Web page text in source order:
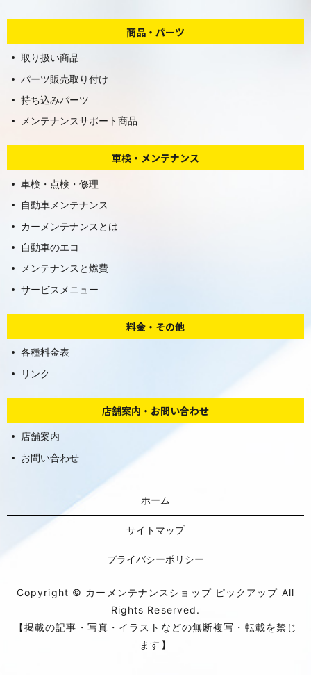
商品・パーツ
取り扱い商品
パーツ販売取り付け
持ち込みパーツ
メンテナンスサポート商品
車検・メンテナンス
車検・点検・修理
自動車メンテナンス
カーメンテナンスとは
自動車のエコ
メンテナンスと燃費
サービスメニュー
料金・その他
各種料金表
リンク
店舗案内・お問い合わせ
店舗案内
お問い合わせ
ホーム
サイトマップ
プライバシーポリシー
Copyright © カーメンテナンスショップ ピックアップ All
Rights Reserved.
【掲載の記事・写真・イラストなどの無断複写・転載を禁じ
ます】